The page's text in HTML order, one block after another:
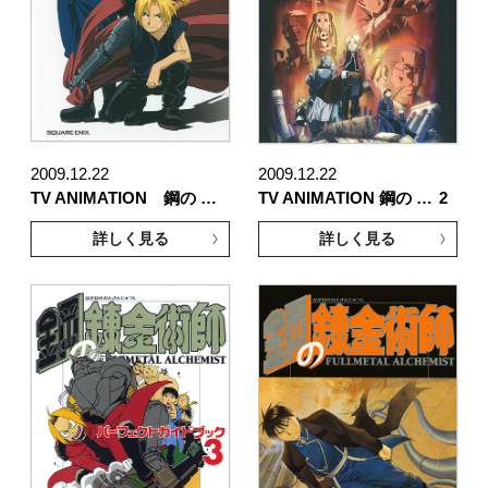
2009.12.22
TV ANIMATION 鋼の …
詳しく見る
2009.12.22
TV ANIMATION 鋼の … 2
詳しく見る